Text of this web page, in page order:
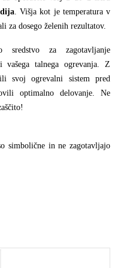
. Višja kot je temperatura v
za dosego želenih rezultatov.
sredstvo za zagotavljanje
vašega talnega ogrevanja. Z
svoj ogrevalni sistem pred
optimalno delovanje. Ne
simbolične in ne zagotavljajo